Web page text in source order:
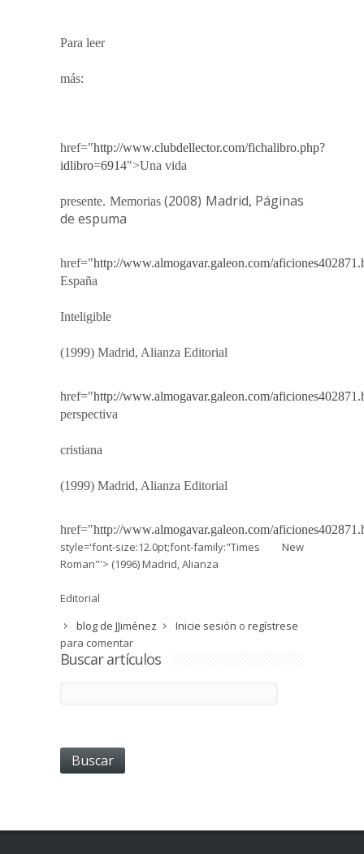
Para leer
más:
href="http://www.clubdellector.com/fichalibro.php?
idlibro=6914">Una vida
presente. Memorias(2008) Madrid, Páginas
de espuma
href="http://www.almogavar.galeon.com/
España
Inteligible
(1999) Madrid, Alianza Editorial
href="http://www.almogavar.galeon.com/
perspectiva
cristiana
(1999) Madrid, Alianza Editorial
href="http://www.almogavar.galeon.com/
style='font-size:12.0pt;font-family:"Times New
Roman"'> (1996) Madrid, Alianza
Editorial
blog de JJiménez
Inicie sesión o regístrese
para comentar
Buscar artículos